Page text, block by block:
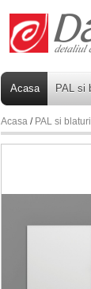
Acasa PAL si
Acasa / PAL si blaturi